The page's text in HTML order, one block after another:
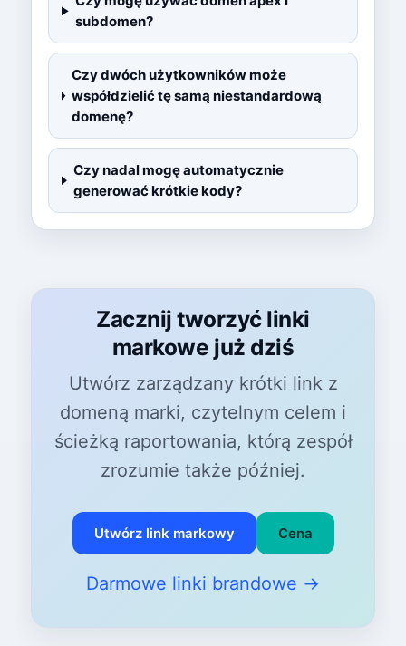
subdomen?
Czy dwóch użytkowników może
współdzielić tę samą niestandardową
domenę?
Czy nadal mogę automatycznie
generować krótkie kody?
Zacznij tworzyć linki
markowe już dziś
Utwórz zarządzany krótki link z
domeną marki, czytelnym celem i
ścieżką raportowania, którą zespół
zrozumie także później.
Utwórz link markowy Cena
Darmowe linki brandowe →